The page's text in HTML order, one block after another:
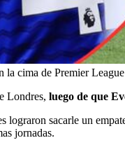
la cima de Premier League
Londres, luego de que
sacarle un
jornadas.